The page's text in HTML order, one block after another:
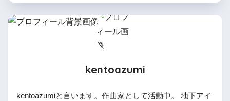
kentoazumi
kentoazumiと言います。作曲家として活動中。 地下アイ